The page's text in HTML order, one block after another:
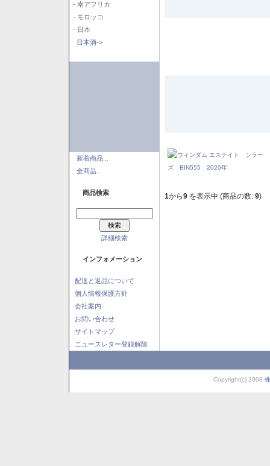
- 南アフリカ
- モロッコ
- 日本
日本酒->
新着商品...
全商品...
商品検索
詳細検索
インフォメーション
配送と返品について
個人情報保護方針
会社案内
お問い合わせ
サイトマップ
ニュースレター登録解除
1から9 を表示中 (商品の数: 9)
Copyright(c) 2008